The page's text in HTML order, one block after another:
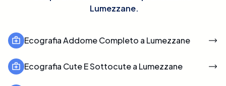
Lumezzane.
Ecografia Addome Completo a Lumezzane
Ecografia Cute E Sottocute a Lumezzane